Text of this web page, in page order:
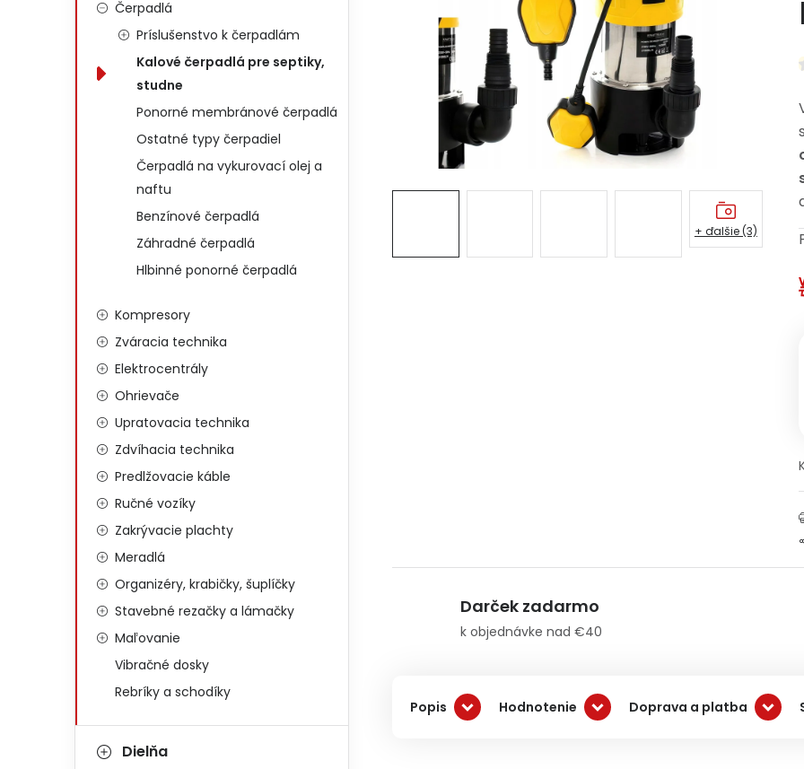
Čerpadlá
Príslušenstvo k čerpadlám
Kalové čerpadlá pre septiky,
studne
Ponorné membránové čerpadlá
Ostatné typy čerpadiel
Čerpadlá na vykurovací olej a
naftu
Benzínové čerpadlá
Záhradné čerpadlá
Hlbinné ponorné čerpadlá
Kompresory
Zváracia technika
Elektrocentrály
Ohrievače
Upratovacia technika
Zdvíhacia technika
Predlžovacie káble
Ručné vozíky
Zakrývacie plachty
Meradlá
Organizéry, krabičky, šuplíčky
Stavebné rezačky a lámačky
Maľovanie
Vibračné dosky
Rebríky a schodíky
Dielňa
+ ďalšie (3)
Darček zadarmo
k objednávke nad €40
Popis Hodnotenie Doprava a platba